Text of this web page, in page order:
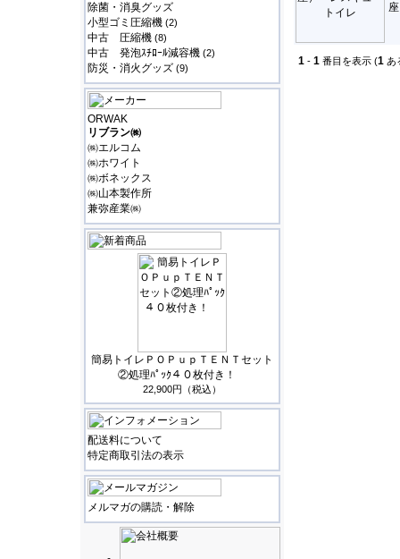
除菌・消臭グッズ
小型ゴミ圧縮機 (2)
中古 圧縮機 (8)
中古 発泡ｽﾁﾛｰﾙ減容機 (2)
防災・消火グッズ (9)
ORWAK
リブラン㈱
㈱エルコム
㈱ホワイト
㈱ボネックス
㈱山本製作所
兼弥産業㈱
簡易トイレＰＯＰｕｐＴＥＮＴセット
②処理ﾊﾟｯｸ４０枚付き！
22,900円（税込）
配送料について
特定商取引法の表示
メルマガの購読・解除
1 - 1 番目を表示 (1 あ